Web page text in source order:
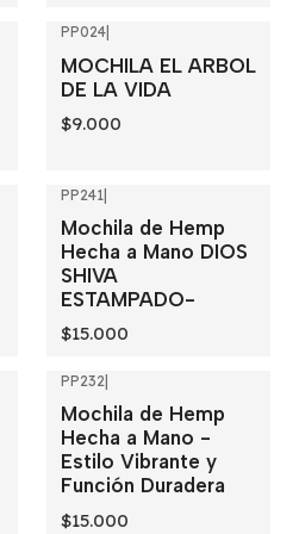
PP024
MOCHILA EL ARBOL
DE LA VIDA
$9.000
PP241
Mochila de Hemp
Hecha a Mano DIOS
SHIVA
ESTAMPADO-
$15.000
PP232
Mochila de Hemp
Hecha a Mano -
Estilo Vibrante y
Función Duradera
$15.000